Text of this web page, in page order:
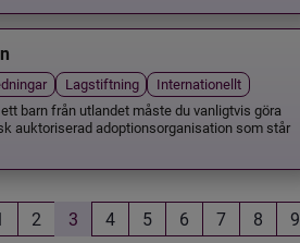
Lagstiftning
Internationellt
barn från utlandet måste du vanligtvis göra
auktoriserad adoptionsorganisation som står
2 3 4 5 6 7 8 9